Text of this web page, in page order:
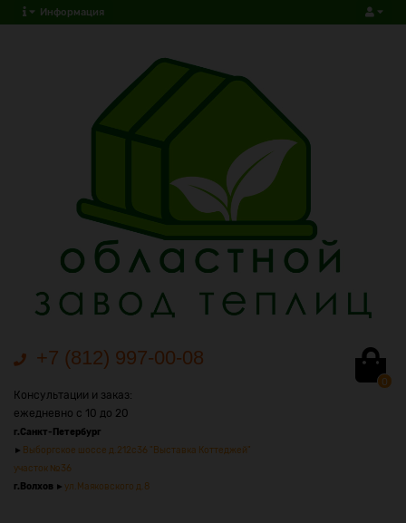
Информация
+7 (812) 997-00-08
Консультации и заказ:
ежедневно с 10 до 20
г.Санкт-Петербург
► Выборгское шоссе д.212с36 "Выставка Коттеджей"
участок №36
г.Волхов ► ул.Маяковского д.8
0